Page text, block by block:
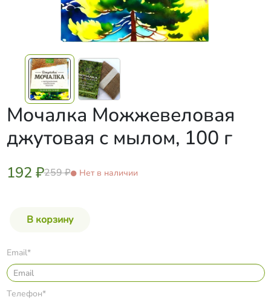
Мочалка Можжевеловая
джутовая с мылом, 100 г
192 ₽259 ₽ Нет в наличии
Email*
Телефон*